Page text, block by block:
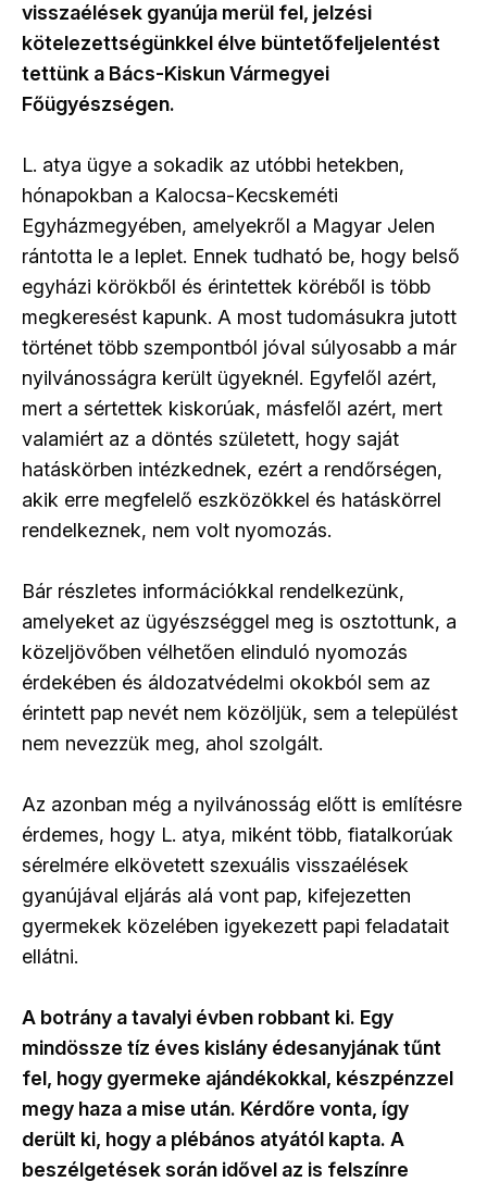
visszaélések gyanúja merül fel, jelzési
kötelezettségünkkel élve büntetőfeljelentést
tettünk a Bács-Kiskun Vármegyei
Főügyészségen.
L. atya ügye a sokadik az utóbbi hetekben,
hónapokban a Kalocsa-Kecskeméti
Egyházmegyében, amelyekről a Magyar Jelen
rántotta le a leplet. Ennek tudható be, hogy belső
egyházi körökből és érintettek köréből is több
megkeresést kapunk. A most tudomásukra jutott
történet több szempontból jóval súlyosabb a már
nyilvánosságra került ügyeknél. Egyfelől azért,
mert a sértettek kiskorúak, másfelől azért, mert
valamiért az a döntés született, hogy saját
hatáskörben intézkednek, ezért a rendőrségen,
akik erre megfelelő eszközökkel és hatáskörrel
rendelkeznek, nem volt nyomozás.
Bár részletes információkkal rendelkezünk,
amelyeket az ügyészséggel meg is osztottunk, a
közeljövőben vélhetően elinduló nyomozás
érdekében és áldozatvédelmi okokból sem az
érintett pap nevét nem közöljük, sem a települést
nem nevezzük meg, ahol szolgált.
Az azonban még a nyilvánosság előtt is említésre
érdemes, hogy L. atya, miként több, fiatalkorúak
sérelmére elkövetett szexuális visszaélések
gyanújával eljárás alá vont pap, kifejezetten
gyermekek közelében igyekezett papi feladatait
ellátni.
A botrány a tavalyi évben robbant ki. Egy
mindössze tíz éves kislány édesanyjának tűnt
fel, hogy gyermeke ajándékokkal, készpénzzel
megy haza a mise után. Kérdőre vonta, így
derült ki, hogy a plébános atyától kapta. A
beszélgetések során idővel az is felszínre